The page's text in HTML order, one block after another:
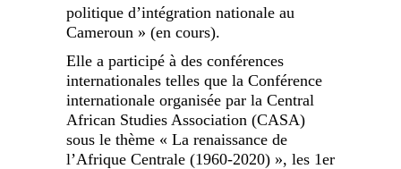
politique d’intégration nationale au
Cameroun » (en cours).
Elle a participé à des conférences
internationales telles que la Conférence
internationale organisée par la Central
African Studies Association (CASA)
sous le thème « La renaissance de
l’Afrique Centrale (1960-2020) », les 1er